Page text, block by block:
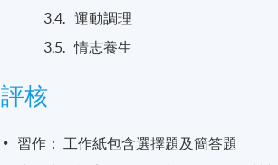
運動調理
情志養生
評核
習作： 工作紙包含選擇題及簡答題